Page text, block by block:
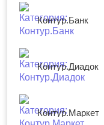
Контур.Банк
Контур.Диадок
Контур.Маркет